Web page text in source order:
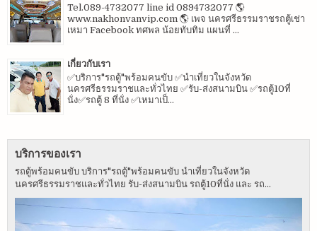
Tel.089-4732077 line id 0894732077 🌎
www.nakhonvanvip.com 🌎 เพจ นครศรีธรรมราชรถตู้เช่า
เหมา Facebook ทศพล น้อยทับทิม แผนที่ ...
เกี่ยวกับเรา
✅บริการ"รถตู้"พร้อมคนขับ ✅นำเที่ยวในจังหวัด
นครศรีธรรมราชและทั่วไทย ✅รับ-ส่งสนามบิน ✅รถตู้10ที่
นั่ง✅รถตู้ 8 ที่นั่ง ✅เหมาเป็...
บริการของเรา
รถตู้พร้อมคนขับ บริการ"รถตู้"พร้อมคนขับ นำเที่ยวในจังหวัด
นครศรีธรรมราชและทั่วไทย รับ-ส่งสนามบิน รถตู้10ที่นั่ง และ รถ...